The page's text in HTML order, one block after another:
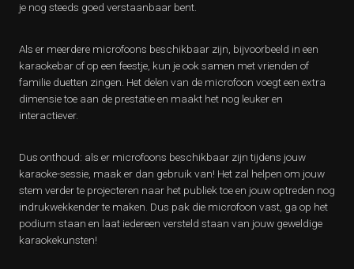
je nog steeds goed verstaanbaar bent.
Als er meerdere microfoons beschikbaar zijn, bijvoorbeeld in een
karaokebar of op een feestje, kun je ook samen met vrienden of
familie duetten zingen. Het delen van de microfoon voegt een extra
dimensie toe aan de prestatie en maakt het nog leuker en
interactiever.
Dus onthoud: als er microfoons beschikbaar zijn tijdens jouw
karaoke-sessie, maak er dan gebruik van! Het zal helpen om jouw
stem verder te projecteren naar het publiek toe en jouw optreden nog
indrukwekkender te maken. Dus pak die microfoon vast, ga op het
podium staan en laat iedereen versteld staan van jouw geweldige
karaokekunsten!